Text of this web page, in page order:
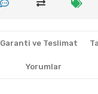
Garanti ve Teslimat
Yorumlar